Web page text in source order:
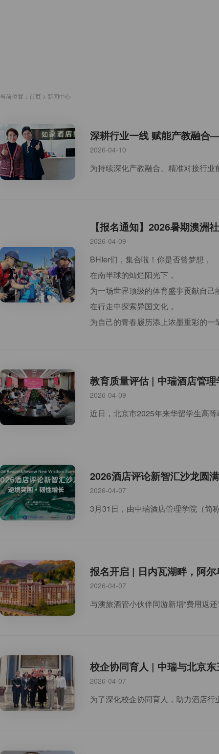
当前位置： 首页 > 新闻中心
深耕行业一线 赋能产教融合
2026-04-10
【报名通知】2026暑期澳洲
2026-04-09
BHIer们，集合啦！你是否曾梦想，
在南半球的灿烂阳光下，
为一场世界顶级的体育盛事贡献自
在行走中探索异国文化，
为自己的青春履历添上浓墨重彩的一
教育质量评估 | 中瑞酒店管
2026-04-09
2026酒店评论新智汇沙龙圆
2026-04-07
报名开启 | 日内瓦湖畔，阿
2026-04-07
校企协同育人 | 中瑞与北京
2026-04-07